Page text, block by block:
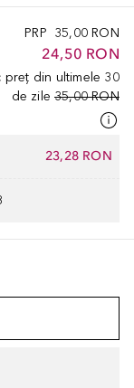
PRP 35,00 RON
24,50 RON
preț din ultimele 30
de zile 35,00 RON
23,28 RON